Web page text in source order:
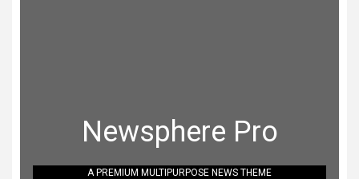
Newsphere Pro
A PREMIUM MULTIPURPOSE NEWS THEME